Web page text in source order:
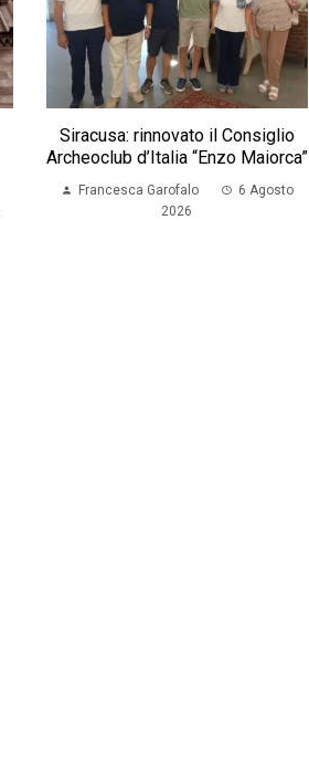
Siracusa: rinnovato il Consiglio
Archeoclub d’Italia “Enzo Maiorca”
Francesca Garofalo
6 Agosto
2026